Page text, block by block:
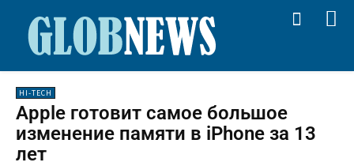
HI-TECH
Apple готовит самое большое
изменение памяти в iPhone за 13
лет